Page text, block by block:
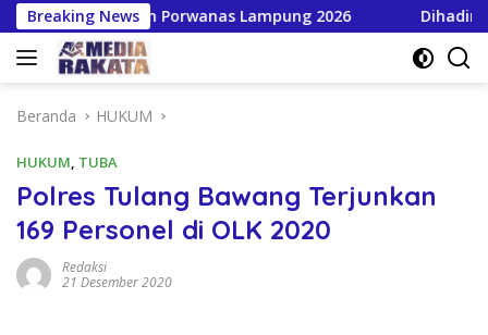
Langsung
ke
konten
Breaking News
HPN dan Porwanas Lampung 2026 Dihadiri Bupati &
Beranda HUKUM
HUKUM, TUBA
Polres Tulang Bawang Terjunkan
169 Personel di OLK 2020
Redaksi
21 Desember 2020